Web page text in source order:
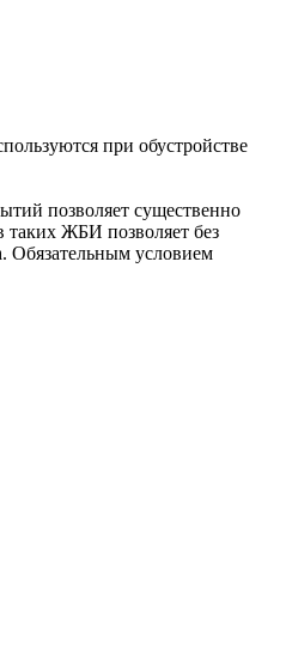
при обустройстве
позволяет существенно
таких ЖБИ позволяет без
Обязательным условием